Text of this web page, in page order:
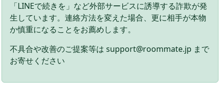
「LINEで続きを」など外部サービスに誘導する詐欺が発
生しています。連絡方法を変えた場合、更に相手が本物
か慎重になることをお薦めします。
不具合や改善のご提案等は support@roommate.jp まで
お寄せください